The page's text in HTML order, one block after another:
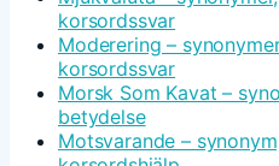
korsordssvar
Moderering –
korsordssvar
Morsk Som Kavat –
betydelse
Motsvarande –